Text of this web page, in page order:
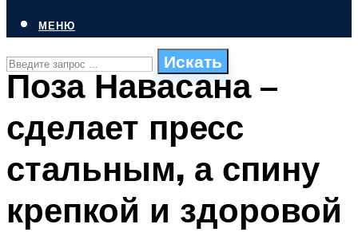
Искать
ПЛАВАНЬЕ ДЛЯ ДЕТЕЙ
БАССЕЙН ДЛЯ ДОМА
ОЧИСТКА БАССЕЙНОВ
МЕНЮ
Поза Навасана –
сделает пресс
стальным, а спину
крепкой и здоровой